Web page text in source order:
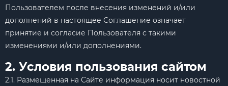
Пользователем после внесения изменений и/или
дополнений в настоящее Соглашение означает
принятие и согласие Пользователя с такими
изменениями и/или дополнениями.
2. Условия пользования сайтом
2.1. Размещенная на Сайте информация носит новостной